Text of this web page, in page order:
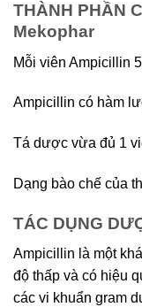
THÀNH PHẦN
Mekophar
Mỗi viên Ampicillin
Ampicillin có hàm
Tá dược vừa đủ 1
Dạng bào chế của
TÁC DỤNG
Ampicillin là một
độ thấp và có hiệu
các vi khuẩn gram